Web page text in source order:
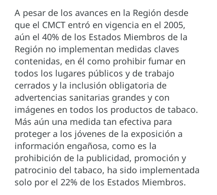
A pesar de los avances en la Región desde
que el CMCT entró en vigencia en el 2005,
aún el 40% de los Estados Miembros de la
Región no implementan medidas claves
contenidas, en él como prohibir fumar en
todos los lugares públicos y de trabajo
cerrados y la inclusión obligatoria de
advertencias sanitarias grandes y con
imágenes en todos los productos de tabaco.
Más aún una medida tan efectiva para
proteger a los jóvenes de la exposición a
información engañosa, como es la
prohibición de la publicidad, promoción y
patrocinio del tabaco, ha sido implementada
solo por el 22% de los Estados Miembros.